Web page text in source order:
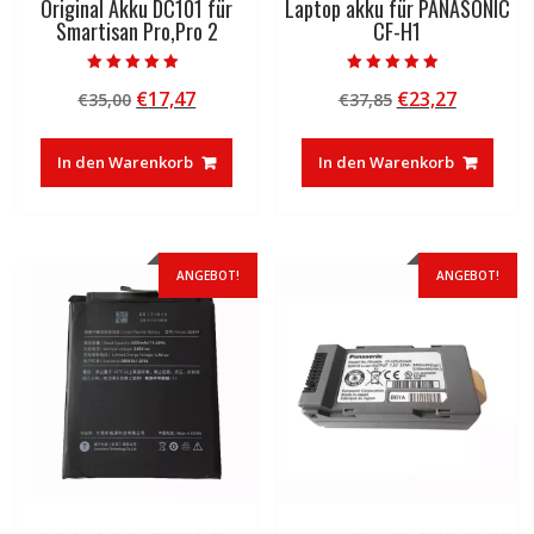
Original Akku DC101 für
Smartisan Pro,Pro 2
5.00
von 5
€35,00 Ursprünglicher
war:
€35,00
€17,47Aktueller
ist:
€17,47.
In den Warenkorb
Laptop akku für PANASONIC
CF-H1
4.50
von 5
€37,85 Ursprünglicher
war:
€37,85
€23,27
ist:
€23,27.
In den Warenkorb
ANGEBOT! ANGEBOT!